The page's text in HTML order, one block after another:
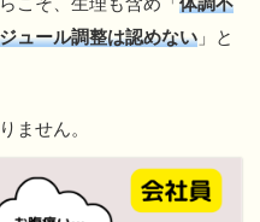
ュール調整は認めない 」と
ません。